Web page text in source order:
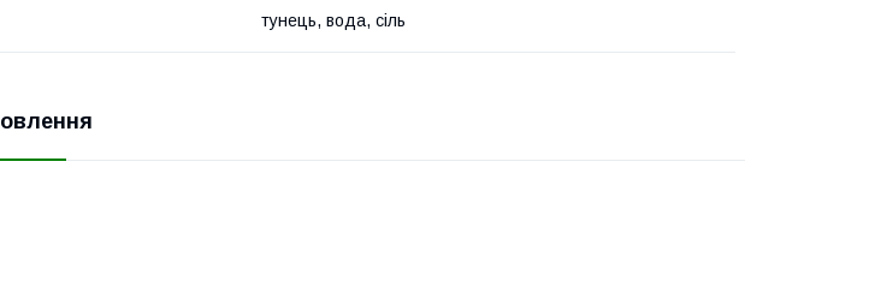
тунець, вода, сіль